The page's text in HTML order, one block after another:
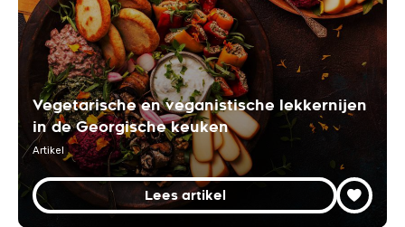
Vegetarische en veganistische lekkernijen
in de Georgische keuken
Artikel
Lees artikel